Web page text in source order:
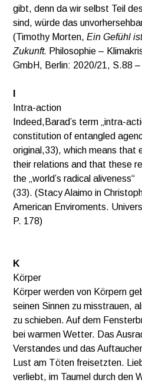
gibt, denn da wir selbst Teil
sind, würde das
(Timothy Morten,Ein Gefühl
Zukunft. Philosophie –
GmbH, Berlin: 2020/21, S.88
Intra-action
Indeed, Barad’s term „intra-
constitution of entangled agen
original,33), which means that
their relations and that these
the „world’s radical aliveness“
(33). (Stacy Alaimo in
American Enviroments.
P. 178)
K
Körper
Körper werden von Körpern
seinen Sinnen zu misstrauen,
zu schieben. Auf dem
bei warmen Wetter. Das
Verstandes und das
Lust am Töten freisetzten.
verliebt, im Taumel durch den